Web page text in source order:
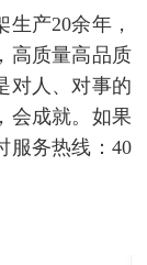
产20余年，
高质量高品质
对人、对事的
会成就。如果
服务热线：40